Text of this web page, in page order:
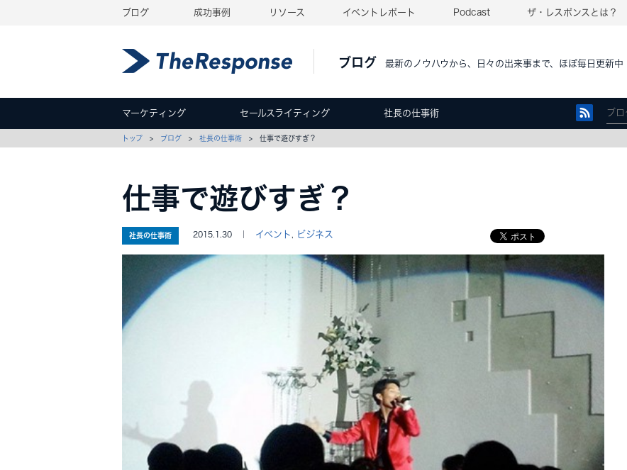
ブログ 成功事例 リソース イベントレポート Podcast ザ・レスポンスとは？
ブログ 最新のノウハウから、日々の出来事まで、ほぼ毎日更新中
マーケティング セールスライティング 社長の仕事術
トップ > ブログ > 社長の仕事術 > 仕事で遊びすぎ？
仕事で遊びすぎ？
社長の仕事術 2015.1.30 ｜ イベント ビジネス